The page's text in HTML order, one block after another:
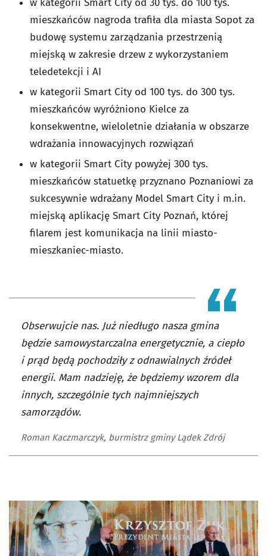
w kategorii Smart City od 30 tys. do 100 tys.
mieszkańców nagroda trafiła dla miasta Sopot za
budowę systemu zarządzania przestrzenią
miejską w zakresie drzew z wykorzystaniem
teledetekcji i AI
w kategorii Smart City od 100 tys. do 300 tys.
mieszkańców wyróżniono Kielce za
konsekwentne, wieloletnie działania w obszarze
wdrażania innowacyjnych rozwiązań
w kategorii Smart City powyżej 300 tys.
mieszkańców statuetkę przyznano Poznaniowi za
sukcesywnie wdrażany Model Smart City i m.in.
miejską aplikację Smart City Poznań, której
filarem jest komunikacja na linii miasto-
mieszkaniec-miasto.
Obserwujcie nas. Już niedługo nasza gmina
będzie samowystarczalna energetycznie, a ciepło
i prąd będą pochodziły z odnawialnych źródeł
energii. Mam nadzieję, że będziemy wzorem dla
innych, szczególnie tych najmniejszych
samorządów.
Roman Kaczmarczyk, burmistrz gminy Lądek Zdrój